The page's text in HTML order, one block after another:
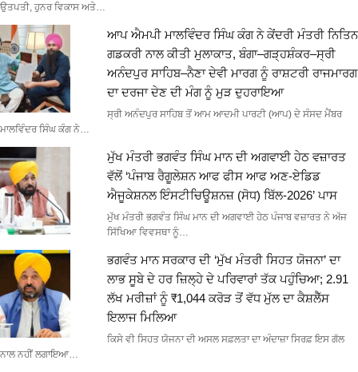
ਉਤਪਤੀ, ਹੁਨਰ ਵਿਕਾਸ ਅਤੇ…
ਆਪ ਐਮਪੀ ਮਾਲਵਿੰਦਰ ਸਿੰਘ ਕੰਗ ਨੇ ਕੇਂਦਰੀ ਮੰਤਰੀ ਨਿਤਿਨ
ਗਡਕਰੀ ਨਾਲ ਕੀਤੀ ਮੁਲਾਕਾਤ, ਬੰਗਾ–ਗੜ੍ਹਸ਼ੰਕਰ–ਸ੍ਰੀ
ਅਨੰਦਪੁਰ ਸਾਹਿਬ–ਨੈਣਾ ਦੇਵੀ ਮਾਰਗ ਨੂੰ ਰਾਸ਼ਟਰੀ ਰਾਜਮਾਰਗ
ਦਾ ਦਰਜਾ ਦੇਣ ਦੀ ਮੰਗ ਨੂੰ ਮੁੜ ਦੁਹਰਾਇਆ
ਸ੍ਰੀ ਅਨੰਦਪੁਰ ਸਾਹਿਬ ਤੋਂ ਆਮ ਆਦਮੀ ਪਾਰਟੀ (ਆਪ) ਦੇ ਸੰਸਦ ਮੈਂਬਰ
ਮਾਲਵਿੰਦਰ ਸਿੰਘ ਕੰਗ ਨੇ…
ਮੁੱਖ ਮੰਤਰੀ ਭਗਵੰਤ ਸਿੰਘ ਮਾਨ ਦੀ ਅਗਵਾਈ ਹੇਠ ਵਜ਼ਾਰਤ
ਵੱਲੋਂ ‘ਪੰਜਾਬ ਰੈਗੂਲੇਸ਼ਨ ਆਫ ਫੀਸ ਆਫ ਅਣ-ਏਡਿਡ
ਐਜੂਕੇਸ਼ਨਲ ਇੰਸਟੀਚਿਊਸ਼ਨਜ਼ (ਸੋਧ) ਬਿੱਲ-2026’ ਪਾਸ
ਮੁੱਖ ਮੰਤਰੀ ਭਗਵੰਤ ਸਿੰਘ ਮਾਨ ਦੀ ਅਗਵਾਈ ਹੇਠ ਪੰਜਾਬ ਵਜ਼ਾਰਤ ਨੇ ਅੱਜ
ਸਿੱਖਿਆ ਵਿਵਸਥਾ ਨੂੰ…
ਭਗਵੰਤ ਮਾਨ ਸਰਕਾਰ ਦੀ ‘ਮੁੱਖ ਮੰਤਰੀ ਸਿਹਤ ਯੋਜਨਾ’ ਦਾ
ਲਾਭ ਸੂਬੇ ਦੇ ਹਰ ਜ਼ਿਲ੍ਹੇ ਦੇ ਪਰਿਵਾਰਾਂ ਤੱਕ ਪਹੁੰਚਿਆ; 2.91
ਲੱਖ ਮਰੀਜ਼ਾਂ ਨੂੰ ₹1,044 ਕਰੋੜ ਤੋਂ ਵੱਧ ਮੁੱਲ ਦਾ ਕੈਸ਼ਲੈੱਸ
ਇਲਾਜ ਮਿਲਿਆ
ਕਿਸੇ ਵੀ ਸਿਹਤ ਯੋਜਨਾ ਦੀ ਅਸਲ ਸਫ਼ਲਤਾ ਦਾ ਅੰਦਾਜ਼ਾ ਸਿਰਫ਼ ਇਸ ਗੱਲ
ਨਾਲ ਨਹੀਂ ਲਗਾਇਆ…